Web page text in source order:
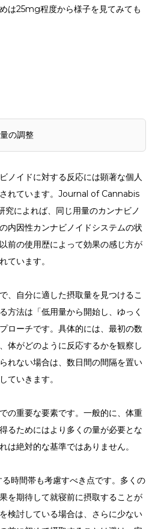
は25mg程度から様子を見てみても
の調整
ノイドに対する反応には顕著な個人
れています。Journal of Cannabis
によれば、同じ用量のカンナビノ
内因性カンナビノイドシステムの状
前の使用歴によって効果の感じ方が
ています。
、自分に適した摂取量を見つけるこ
方法は「低用量から開始し、ゆっく
ローチです。具体的には、最初の数
体がどのように反応するかを観察し
れない場合は、数日間の間隔を置い
ていきます。
の重要な要素です。一般的に、体重
るためにはより多くの量が必要とな
は絶対的な基準ではありません。
時間帯も考慮すべき点です。多くの
を期待して就寝前に摂取することが
検討している場合は、さらに少ない